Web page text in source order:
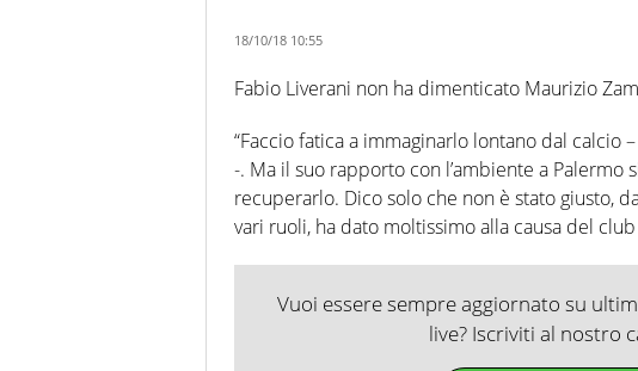
18/10/18 10:55
Fabio Liverani non ha dimenticato Maurizio
“Faccio fatica a immaginarlo lontano dal calcio
-. Ma il suo rapporto con l’ambiente a
recuperarlo. Dico solo che non è stato giusto,
vari ruoli, ha dato moltissimo alla causa del club
Vuoi essere sempre aggiornato su
live? Iscriviti al nostro